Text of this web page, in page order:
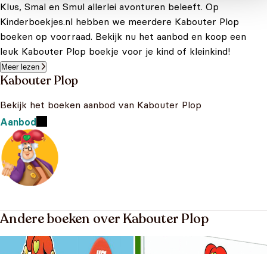
Klus, Smal en Smul allerlei avonturen beleeft. Op
Kinderboekjes.nl hebben we meerdere Kabouter Plop
boeken op voorraad. Bekijk nu het aanbod en koop een
leuk Kabouter Plop boekje voor je kind of kleinkind!
Meer lezen
Kabouter Plop
Bekijk het boeken aanbod van Kabouter Plop
Aanbod
Andere boeken over Kabouter Plop